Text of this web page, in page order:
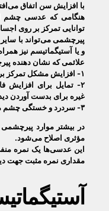
با افزایش سن اتفاق
هنگامی که عدسی چشم
توانایی تمرکز بر روی
پیرچشمی می‌تواند با
و یا آستیگماتیسم نیز
علائمی که نشان دهنده
۱- افزایش مشکل تمرکز بر روی اشیاء نزدیک
۲- تمایل برای افزایش فاصله کتاب، روزنامه، تجهیزات
غیره برای بدست آوردن دید
۳- سردرد و خستگی چشم مکرر هنکام کار نزدیک
در بیشتر موارد
مؤثری اصلاح می‌شود.
این عدسی‌ها یک نمره
مقداری نمره مثبت جهت